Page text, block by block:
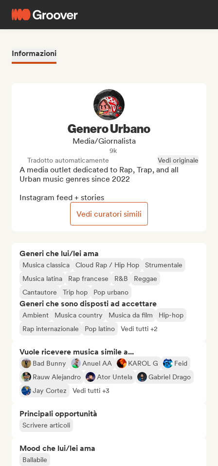
Informazioni
Generi che lui/lei ama
Musica classica Cloud Rap / Hip Hop
Strumentale
Musica latina
Rap francese R&B
Reggae
Cantautore
Trip hop Pop urbano
Generi che sono disposti ad accettare
Ambient Musica country Musica da film
Hip-hop
Rap internazionale
Pop latino Vedi tutti +2
Vuole ricevere musica simile a...
Bad Bunny Anuel AA KAROL G
Feid
Rauw Alejandro
Ator Untela
Gabriel Drago
Jay Cortez
Vedi tutti +3
Principali opportunità
Scrivere articoli
Mood che lui/lei ama
Ballabile
Genero Urbano
Media/Giornalista
9k
Tradotto automaticamente
Vedi originale
A media outlet dedicated to Rap, Trap, and all
Urban music genres since 2022
Instagram feed + stories
Vedi curatori simili